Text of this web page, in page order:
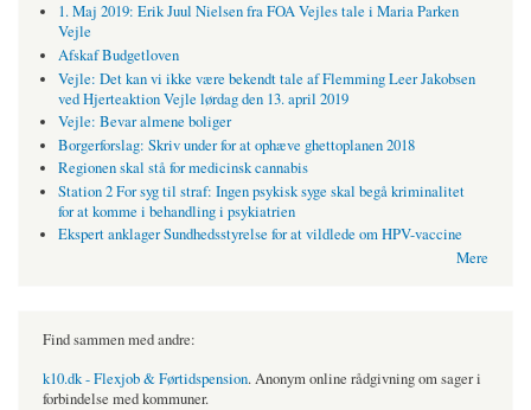
1. Maj 2019: Erik Juul Nielsen fra FOA Vejles tale i Maria Parken
Vejle
Afskaf Budgetloven
Vejle: Det kan vi ikke være bekendt tale af Flemming Leer Jakobsen
ved Hjerteaktion Vejle lørdag den 13. april 2019
Vejle: Bevar almene boliger
Borgerforslag: Skriv under for at ophæve ghettoplanen 2018
Regionen skal stå for medicinsk cannabis
Station 2 For syg til straf: Ingen psykisk syge skal begå kriminalitet
for at komme i behandling i psykiatrien
Ekspert anklager Sundhedsstyrelse for at vildlede om HPV-vaccine
Mere
Find sammen med andre:
k10.dk - Flexjob & Førtidspension. Anonym online rådgivning om sager i
forbindelse med kommuner.